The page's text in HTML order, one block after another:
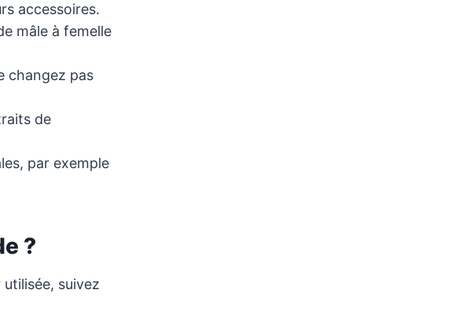
accessoires.
mâle à femelle
changez pas
de
par exemple
?
suivez